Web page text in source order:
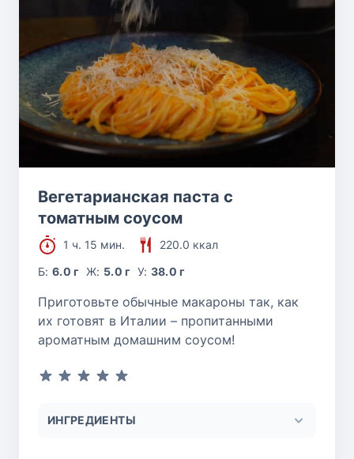
Вегетарианская паста с
томатным соусом
1 ч. 15 мин.
220.0 ккал
Б:6.0 г Ж: 5.0 г У: 38.0 г
Приготовьте обычные макароны так, как
их готовят в Италии – пропитанными
ароматным домашним соусом!
ИНГРЕДИЕНТЫ